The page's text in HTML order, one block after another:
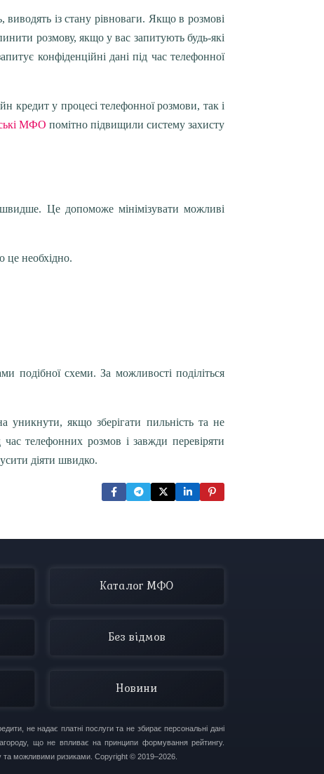
із стану рівноваги. Якщо в розмові
розмову, якщо у вас запитують будь-які
конфіденційні дані під час телефонної
у процесі телефонної розмови, так і
МФО помітно підвищили систему захисту
Це допоможе мінімізувати можливі
це необхідно.
подібної схеми. За можливості поділіться
уникнути, якщо зберігати пильність та не
телефонних розмов і завжди перевіряти
діяти швидко.
Каталог МФО
Без відмов
Новини
не надає платні послуги та не збирає персональні дані
що не впливає на принципи формування рейтингу.
та можливими ризиками. Copyright © 2019–2026.